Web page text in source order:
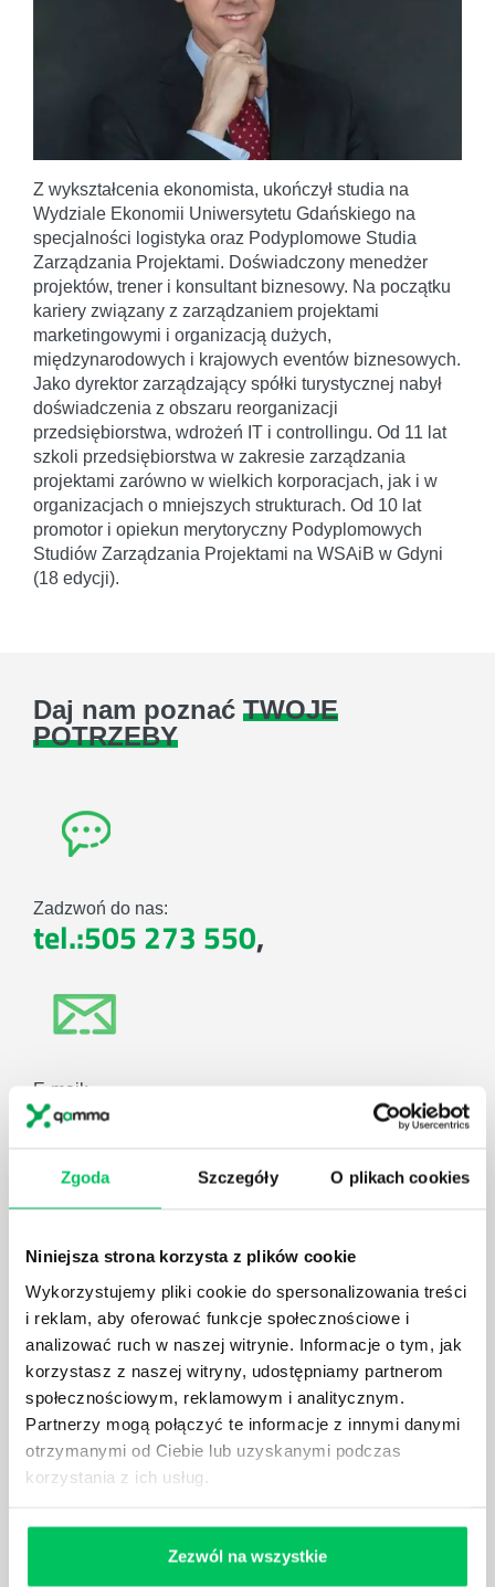
Zgoda Szczegóły O plikach cookies
Niniejsza strona korzysta z plików cookie
Wykorzystujemy pliki cookie do spersonalizowania treści
i reklam, aby oferować funkcje społecznościowe i
analizować ruch w naszej witrynie. Informacje o tym, jak
korzystasz z naszej witryny, udostępniamy partnerom
społecznościowym, reklamowym i analitycznym.
Partnerzy mogą połączyć te informacje z innymi danymi
otrzymanymi od Ciebie lub uzyskanymi podczas
korzystania z ich usług.
Zezwól na wszystkie
Z wykształcenia ekonomista, ukończył studia na
Wydziale Ekonomii Uniwersytetu Gdańskiego na
specjalności logistyka oraz Podyplomowe Studia
Zarządzania Projektami. Doświadczony menedżer
projektów, trener i konsultant biznesowy. Na początku
kariery związany z zarządzaniem projektami
marketingowymi i organizacją dużych,
międzynarodowych i krajowych eventów biznesowych.
Jako dyrektor zarządzający spółki turystycznej nabył
doświadczenia z obszaru reorganizacji
przedsiębiorstwa, wdrożeń IT i controllingu. Od 11 lat
szkoli przedsiębiorstwa w zakresie zarządzania
projektami zarówno w wielkich korporacjach, jak i w
organizacjach o mniejszych strukturach. Od 10 lat
promotor i opiekun merytoryczny Podyplomowych
Studiów Zarządzania Projektami na WSAiB w Gdyni
(18 edycji).
Daj nam poznać TWOJE
POTRZEBY
Zadzwoń do nas:
tel.:505 273 550,
E-mail:
biuro@projektgamma.pl
ul. Solec 38 lok. 105
00-394 Warszawa
Znajdź nas na mapie
Zobacz mapę
lub użyj formularza